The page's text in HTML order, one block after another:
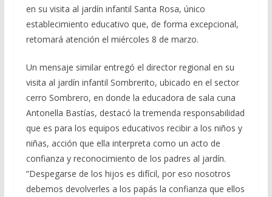
en su visita al jardín infantil Santa Rosa, único
establecimiento educativo que, de forma excepcional,
retomará atención el miércoles 8 de marzo.
Un mensaje similar entregó el director regional en su
visita al jardín infantil Sombrerito, ubicado en el sector
cerro Sombrero, en donde la educadora de sala cuna
Antonella Bastías, destacó la tremenda responsabilidad
que es para los equipos educativos recibir a los niños y
niñas, acción que ella interpreta como un acto de
confianza y reconocimiento de los padres al jardín.
“Despegarse de los hijos es difícil, por eso nosotros
debemos devolverles a los papás la confianza que ellos